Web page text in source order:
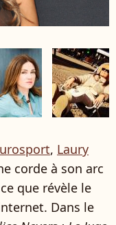
, Laury
corde à son arc
que révèle le
Dans le